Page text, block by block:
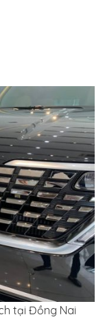
tại Đồng Nai